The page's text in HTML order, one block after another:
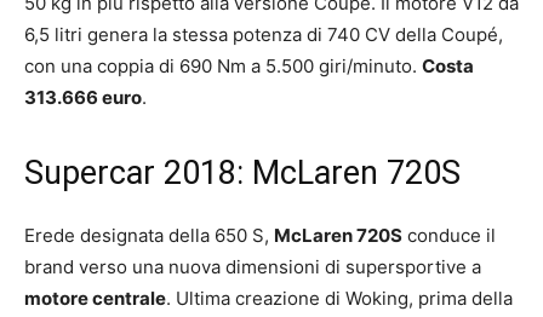
6,5 litri genera la stessa potenza di 740 CV della Coupé,
con una coppia di 690 Nm a 5.500 giri/minuto. Costa
313.666 euro.
Supercar 2018: McLaren 720S
Erede designata della 650 S, McLaren 720S conduce il
brand verso una nuova dimensioni di supersportive a
motore centrale. Ultima creazione di Woking, prima della